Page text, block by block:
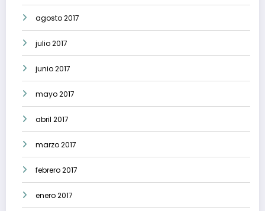
agosto 2017
julio 2017
junio 2017
mayo 2017
abril 2017
marzo 2017
febrero 2017
enero 2017